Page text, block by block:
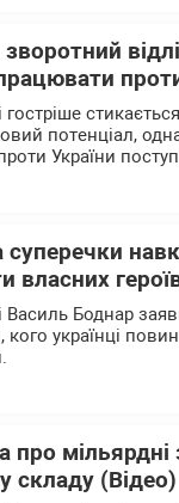
потенціал,
України
суперечки
власних
Василь Боднар
українці
про мільярдні
складу (Відео)